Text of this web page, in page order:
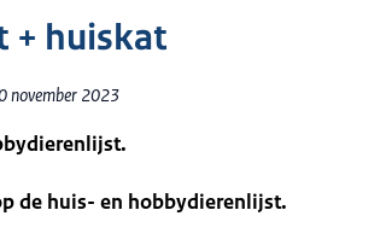
+ huiskat
november 2023
de huis- en hobbydierenlijst.